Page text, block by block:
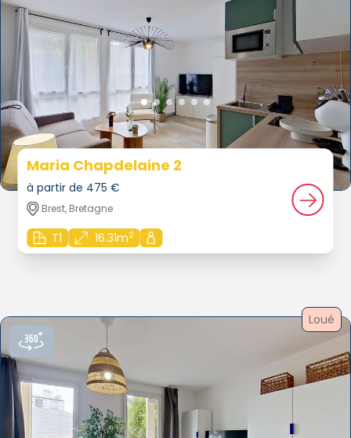
Maria Chapdelaine 2
à partir de 475 €
Brest, Bretagne
T1 16.31m2
Loué